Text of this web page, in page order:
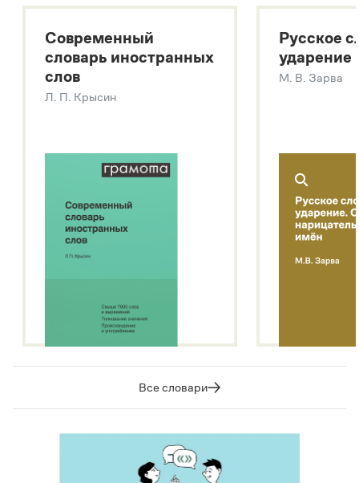
Большой толковый словарь русских глаголов
Современный словарь иностранных слов
Звук – технология синтеза платформы
SaluteSpeech
Современный
словарь иностранных
слов
Л. П. Крысин
Русское
ударение
М. В. Зарва
Все словари